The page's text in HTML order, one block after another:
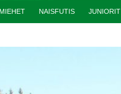
MIEHET NAISFUTIS JUNIORIT